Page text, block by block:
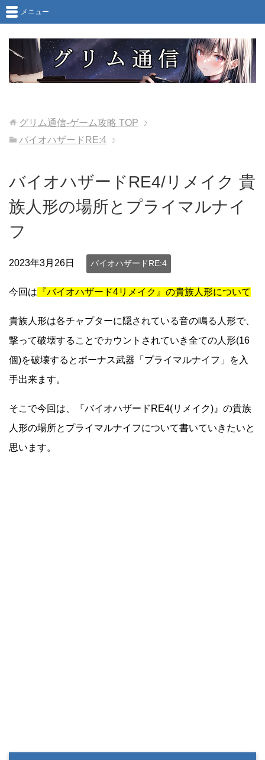
メニュー
グリム通信-ゲーム攻略 TOP
バイオハザードRE:4
バイオハザードRE4/リメイク 貴
族人形の場所とプライマルナイ
フ
2023年3月26日 バイオハザードRE:4
今回は 『バイオハザード4リメイク』の貴族人形について
貴族人形は各チャプターに隠されている音の鳴る人形で、
撃って破壊することでカウントされていき全ての人形(16
個)を破壊するとボーナス武器「プライマルナイフ」を入
手出来ます。
そこで今回は、『バイオハザードRE4(リメイク)』の貴族
人形の場所とプライマルナイフについて書いていきたいと
思います。